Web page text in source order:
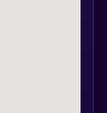
reci,